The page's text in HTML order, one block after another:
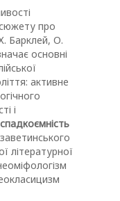
про
Барклей, О.
основні
активне
і
спадкоємність
літературної